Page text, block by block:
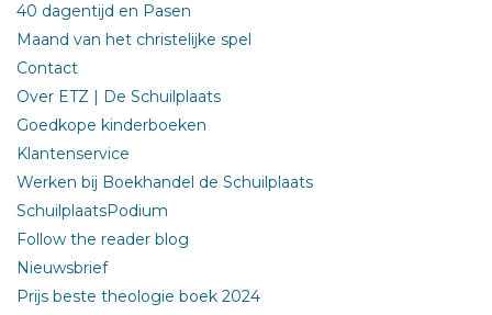
40 dagentijd en Pasen
Maand van het christelijke spel
Contact
Over ETZ | De Schuilplaats
Goedkope kinderboeken
Klantenservice
Werken bij Boekhandel de Schuilplaats
SchuilplaatsPodium
Follow the reader blog
Nieuwsbrief
Prijs beste theologie boek 2024